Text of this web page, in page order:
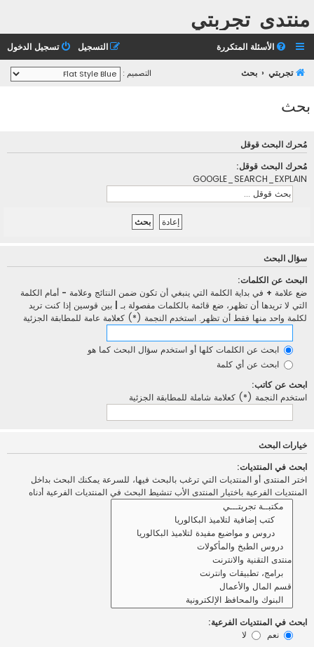
منتدى تجربتي
الأسئلة المتكررة تسجيل الدخول التسجيل
تجربتي بحث التصميم :
بحث
مُحرك البحث قوقل
مُحرك البحث قوقل:
GOOGLE_SEARCH_EXPLAIN
سؤال البحث
البحث عن الكلمات:
ضع علامة + في بداية الكلمة التي ينبغي أن تكون ضمن النتائج وعلامة - أمام الكلمة
التي لا تريدها أن تظهر، ضع قائمة بالكلمات مفصولة بـ
بين قوسين إذا كنت تريد
لكلمة واحد منها فقط أن تظهر. استخدم النجمة (*) كعلامة عامة للمطابقة الجزئية
ابحث عن الكلمات كلها أو استخدم سؤال البحث كما هو
ابحث عن أي كلمة
ابحث عن كاتب:
استخدم النجمة (*) كعلامة شاملة للمطابقة الجزئية
خيارات البحث
ابحث في المنتديات:
اختر المنتدى أو المنتديات التي ترغب بالبحث فيها، للسرعة يمكنك البحث بداخل
المنتديات الفرعية باختيار المنتدى الأب تنشيط البحث في المنتديات الفرعية أدناه
ابحث في المنتديات الفرعية:
نعم
لا